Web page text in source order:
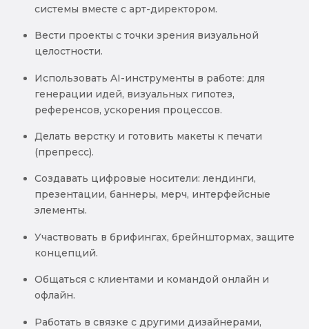
системы вместе с арт-директором.
Вести проекты с точки зрения визуальной
целостности.
Использовать AI-инструменты в работе: для
генерации идей, визуальных гипотез,
референсов, ускорения процессов.
Делать верстку и готовить макеты к печати
(препресс).
Создавать цифровые носители: лендинги,
презентации, баннеры, мерч, интерфейсные
элементы.
Участвовать в брифингах, брейнштормах, защите
концепций.
Общаться с клиентами и командой онлайн и
офлайн.
Работать в связке с другими дизайнерами,